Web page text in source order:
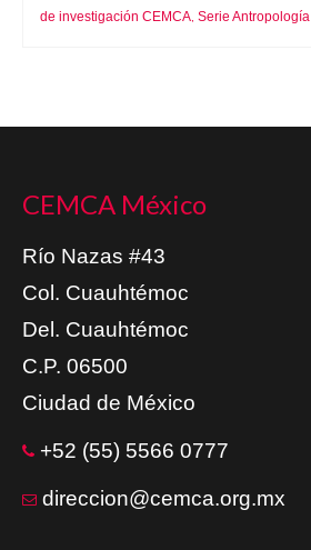
de investigación CEMCA, Serie Antropología
CEMCA México
Río Nazas #43
Col. Cuauhtémoc
Del. Cuauhtémoc
C.P. 06500
Ciudad de México
+52 (55) 5566 0777
direccion@cemca.org.mx